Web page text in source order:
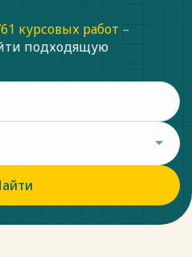
курсовых работ –
подходящую